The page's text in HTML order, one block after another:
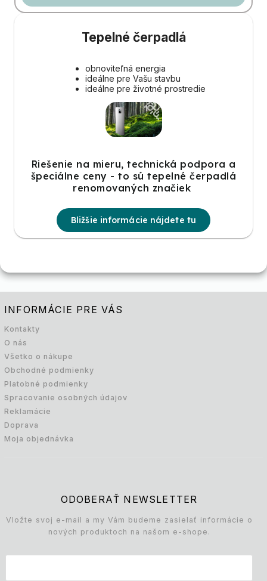
Tepelné čerpadlá
obnoviteľná energia
ideálne pre Vašu stavbu
ideálne pre životné prostredie
Riešenie na mieru, technická podpora a
špeciálne ceny - to sú tepelné čerpadlá
renomovaných značiek
Bližšie informácie nájdete tu
INFORMÁCIE PRE VÁS
Kontakty
O nás
Všetko o nákupe
Obchodné podmienky
Platobné podmienky
Spracovanie osobných údajov
Reklamácie
Doprava
Moja objednávka
ODOBERAŤ NEWSLETTER
Vložte svoj e-mail a my Vám budeme zasielať informácie o
nových produktoch na našom e-shope.